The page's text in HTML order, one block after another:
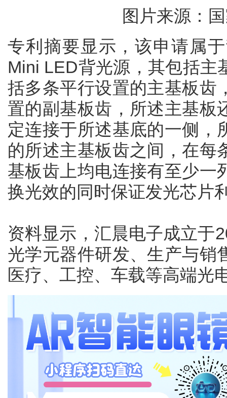
图片来源：
专利摘要显示，该申请属
Mini LED背光源，其包括主
括多条平行设置的主基板齿
置的副基板齿，所述主基板
定连接于所述基底的一侧，
的所述主基板齿之间，在每
基板齿上均电连接有至少一
换光效的同时保证发光芯片
资料显示，汇晨电子成立于
光学元器件研发、生产与销
医疗、工控、车载等高端光